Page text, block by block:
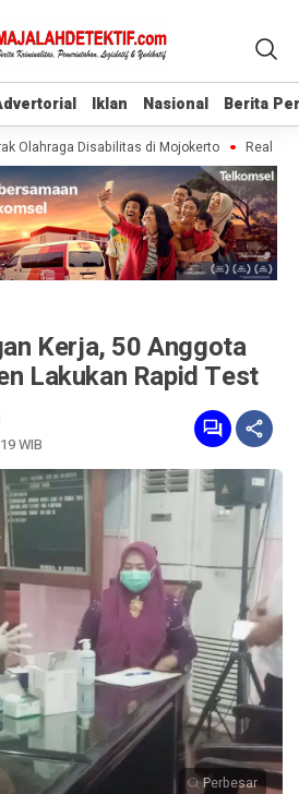
Iklan Nasional Berita
Iklan Nasional Berita
Disabilitas di Mojokerto Realisasi
Kerja, 50 Anggota
Lakukan Rapid Test
WIB
Perbesar